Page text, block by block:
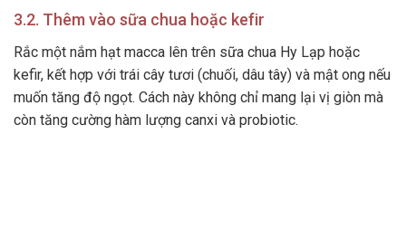
3.2. Thêm vào sữa chua hoặc kefir
Rắc một nắm hạt macca lên trên sữa chua Hy Lạp hoặc
kefir, kết hợp với trái cây tươi (chuối, dâu tây) và mật ong nếu
muốn tăng độ ngọt. Cách này không chỉ mang lại vị giòn mà
còn tăng cường hàm lượng canxi và probiotic.